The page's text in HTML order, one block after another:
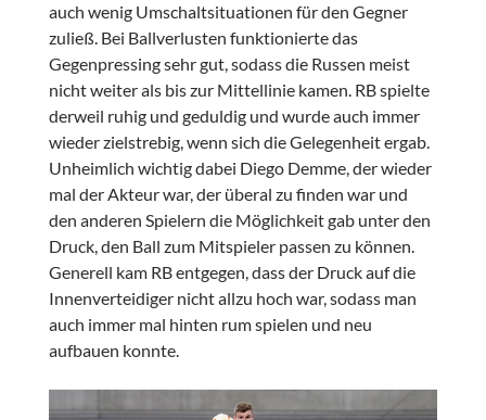
auch wenig Umschaltsituationen für den Gegner
zuließ. Bei Ballverlusten funktionierte das
Gegenpressing sehr gut, sodass die Russen meist
nicht weiter als bis zur Mittellinie kamen. RB spielte
derweil ruhig und geduldig und wurde auch immer
wieder zielstrebig, wenn sich die Gelegenheit ergab.
Unheimlich wichtig dabei Diego Demme, der wieder
mal der Akteur war, der überal zu finden war und
den anderen Spielern die Möglichkeit gab unter den
Druck, den Ball zum Mitspieler passen zu können.
Generell kam RB entgegen, dass der Druck auf die
Innenverteidiger nicht allzu hoch war, sodass man
auch immer mal hinten rum spielen und neu
aufbauen konnte.